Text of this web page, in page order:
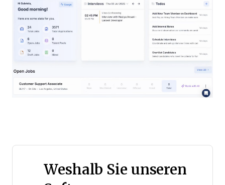
Weshalb Sie unseren